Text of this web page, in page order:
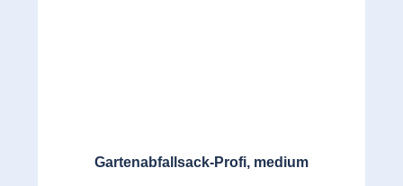
Gartenabfallsack-Profi, medium